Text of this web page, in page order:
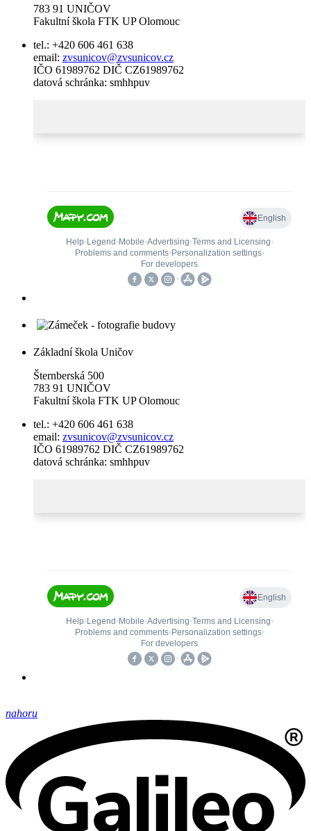
783 91 UNIČOV
Fakultní škola FTK UP Olomouc
tel.: +420 606 461 638
email: zvsunicov@zvsunicov.cz
IČO 61989762 DIČ CZ61989762
datová schránka: smhhpuv
Základní škola Uničov
Šternberská 500
783 91 UNIČOV
Fakultní škola FTK UP Olomouc
tel.: +420 606 461 638
email: zvsunicov@zvsunicov.cz
IČO 61989762 DIČ CZ61989762
datová schránka: smhhpuv
nahoru